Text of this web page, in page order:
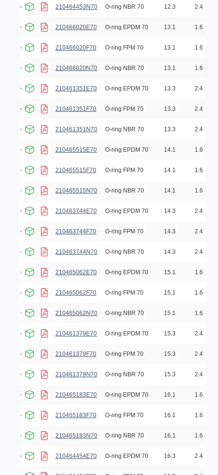
210464453N70 O-ring NBR 70 12.3 2.4
210466020E70 O-ring EPDM 70 13.1 1.6
210466020F70 O-ring FPM 70 13.1 1.6
210466020N70 O-ring NBR 70 13.1 1.6
210461351E70 O-ring EPDM 70 13.3 2.4
210461351F70 O-ring FPM 70 13.3 2.4
210461351N70 O-ring NBR 70 13.3 2.4
210465515E70 O-ring EPDM 70 14.1 1.6
210465515F70 O-ring FPM 70 14.1 1.6
210465515N70 O-ring NBR 70 14.1 1.6
210463744E70 O-ring EPDM 70 14.3 2.4
210463744F70 O-ring FPM 70 14.3 2.4
210463744N70 O-ring NBR 70 14.3 2.4
210465062E70 O-ring EPDM 70 15.1 1.6
210465062F70 O-ring FPM 70 15.1 1.6
210465062N70 O-ring NBR 70 15.1 1.6
210461379E70 O-ring EPDM 70 15.3 2.4
210461379F70 O-ring FPM 70 15.3 2.4
210461379N70 O-ring NBR 70 15.3 2.4
210465183E70 O-ring EPDM 70 16.1 1.6
210465183F70 O-ring FPM 70 16.1 1.6
210465183N70 O-ring NBR 70 16.1 1.6
210464454E70 O-ring EPDM 70 16.3 2.4